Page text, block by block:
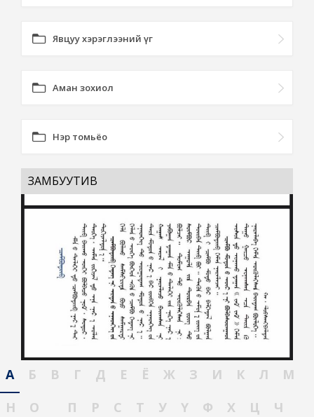
Явцуу хэрэглээний үг
Аман зохиол
Нэр томьёо
ЗАМБУУТИВ
А Б В Г Д Е Ё Ж З И К Л
М
Н
О П Р С Т У Ү Ф Х Ц
Ч